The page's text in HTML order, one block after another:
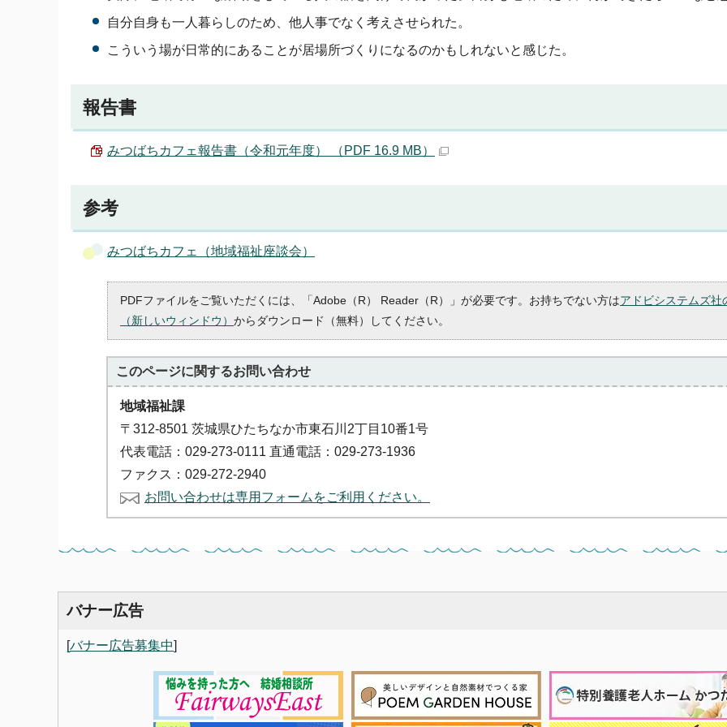
自分自身も一人暮らしのため、他人事でなく考えさせられた。
こういう場が日常的にあることが居場所づくりになるのかもしれないと感じた。
報告書
みつばちカフェ報告書（令和元年度） （PDF 16.9 MB）
参考
みつばちカフェ（地域福祉座談会）
PDFファイルをご覧いただくには、「Adobe（R） Reader（R）」が必要です。お持ちでない方はアドビシステムズ社
（新しいウィンドウ） からダウンロード（無料）してください。
このページに関するお問い合わせ
地域福祉課
〒312-8501 茨城県ひたちなか市東石川2丁目10番1号
代表電話：029-273-0111 直通電話：029-273-1936
ファクス：029-272-2940
お問い合わせは専用フォームをご利用ください。
バナー広告
[バナー広告募集中]